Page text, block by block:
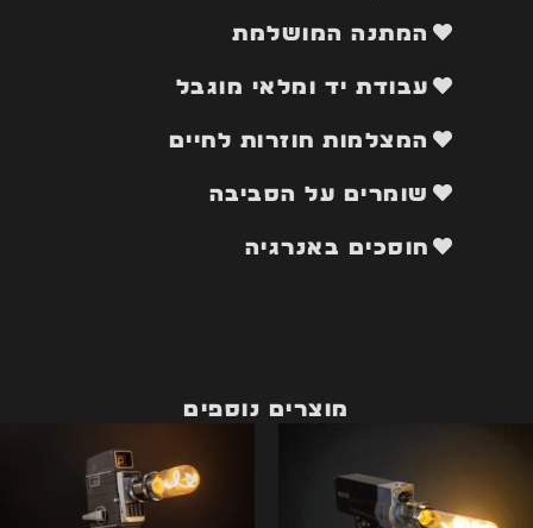
המתנה המושלמת
עבודת יד ומלאי מוגבל
המצלמות חוזרות לחיים
שומרים על הסביבה
חוסכים באנרגיה
מוצרים נוספים